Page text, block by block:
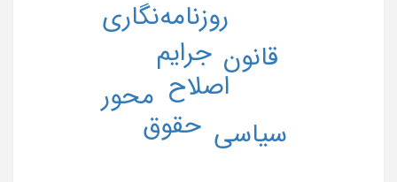
اصلاح
جرایم
حقوق
روزنامه‌نگاری
سیاسی
قانون
محور